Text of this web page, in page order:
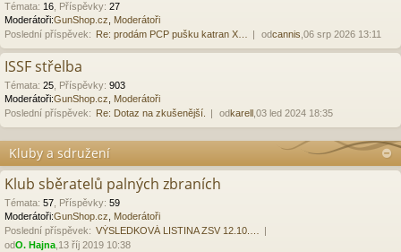
Témata: 16 Příspěvky: 27
Moderátoři:GunShop.cz
Moderátoři
Poslední příspěvek: Re: prodám PCP pušku katran X… odcannis ,06 srp 2026 13:11
ISSF střelba
Témata: 25 Příspěvky: 903
Moderátoři:GunShop.cz
Moderátoři
Poslední příspěvek: Re: Dotaz na zkušenější. odkarell ,03 led 2024 18:35
Kluby a sdružení
Klub sběratelů palných zbraních
Témata: 57 Příspěvky: 59
Moderátoři:GunShop.cz
Moderátoři
Poslední příspěvek: VÝSLEDKOVÁ LISTINA ZSV 12.10.…
odO. Hajna ,13 říj 2019 10:38